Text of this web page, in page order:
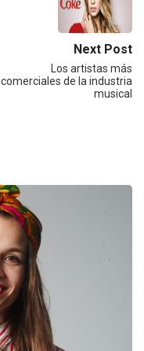
Next Post
Los artistas más
comerciales de la industria
musical